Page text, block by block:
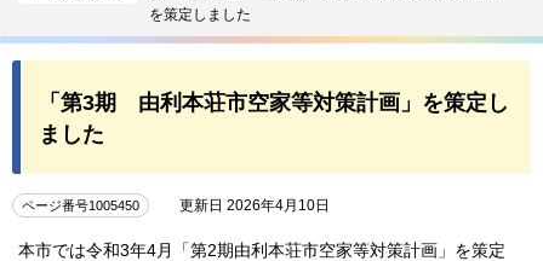
を策定しました
「第3期 由利本荘市空家等対策計画」を策定し
ました
ページ番号1005450 更新日 2026年4月10日
本市では令和3年4月「第2期由利本荘市空家等対策計画」を策定